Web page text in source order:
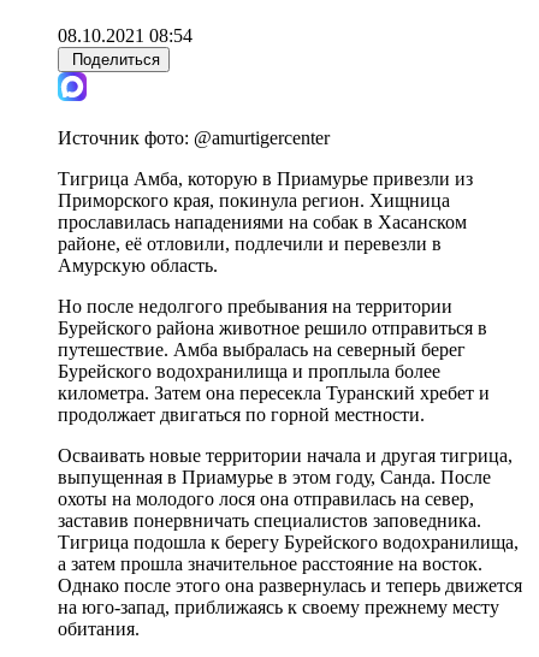
08.10.2021 08:54
Поделиться
Источник фото: @amurtigercenter
Тигрица Амба, которую в Приамурье привезли из
Приморского края, покинула регион. Хищница
прославилась нападениями на собак в Хасанском
районе, её отловили, подлечили и перевезли в
Амурскую область.
Но после недолгого пребывания на территории
Бурейского района животное решило отправиться в
путешествие. Амба выбралась на северный берег
Бурейского водохранилища и проплыла более
километра. Затем она пересекла Туранский хребет и
продолжает двигаться по горной местности.
Осваивать новые территории начала и другая тигрица,
выпущенная в Приамурье в этом году, Санда. После
охоты на молодого лося она отправилась на север,
заставив понервничать специалистов заповедника.
Тигрица подошла к берегу Бурейского водохранилища,
а затем прошла значительное расстояние на восток.
Однако после этого она развернулась и теперь движется
на юго-запад, приближаясь к своему прежнему месту
обитания.